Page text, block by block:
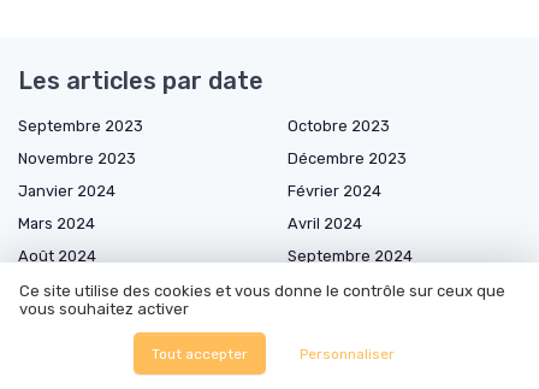
Les articles par date
Septembre 2023
Octobre 2023
Novembre 2023
Décembre 2023
Janvier 2024
Février 2024
Mars 2024
Avril 2024
Août 2024
Septembre 2024
Octobre 2024
Novembre 2024
Mars 2025
Ce site utilise des cookies et vous donne le contrôle sur ceux que
vous souhaitez activer
Tout accepter Personnaliser